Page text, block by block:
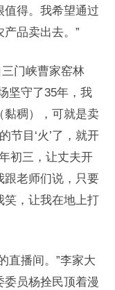
值得。我希望通过
品卖出去。”
门峡曹家窑林
坚守了35年，我
黏稠），可就是卖
节目‘火’了，就开
初三，让丈夫开
跟老师们说，只要
笑，让我在地上打
直播间。”李家大
委员杨拴民顶着漫